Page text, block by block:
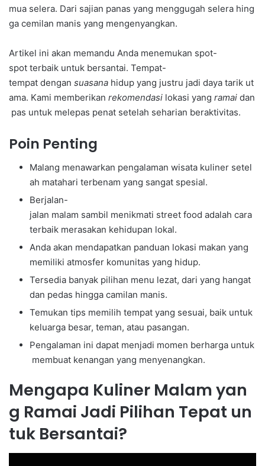
mua selera. Dari sajian panas yang menggugah selera hing
ga cemilan manis yang mengenyangkan.
Artikel ini akan memandu Anda menemukan spot-
spot terbaik untuk bersantai. Tempat-
tempat dengan suasana hidup yang justru jadi daya tarik ut
ama. Kami memberikan rekomendasi lokasi yang ramai dan
pas untuk melepas penat setelah seharian beraktivitas.
Poin Penting
Malang menawarkan pengalaman wisata kuliner setel
ah matahari terbenam yang sangat spesial.
Berjalan-
jalan malam sambil menikmati street food adalah cara
terbaik merasakan kehidupan lokal.
Anda akan mendapatkan panduan lokasi makan yang
memiliki atmosfer komunitas yang hidup.
Tersedia banyak pilihan menu lezat, dari yang hangat
dan pedas hingga camilan manis.
Temukan tips memilih tempat yang sesuai, baik untuk
keluarga besar, teman, atau pasangan.
Pengalaman ini dapat menjadi momen berharga untuk
membuat kenangan yang menyenangkan.
Mengapa Kuliner Malam yan
g Ramai Jadi Pilihan Tepat un
tuk Bersantai?